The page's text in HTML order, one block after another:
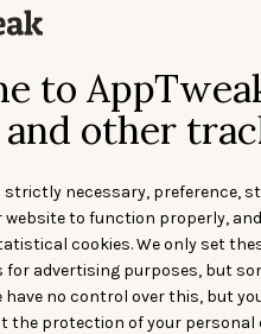
to
and other
strictly necessary, preference,
website to function properly,
cookies. We only set
for advertising purposes, but
have no control over this, but
protection of your personal
10 heures